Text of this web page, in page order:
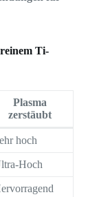
Ti-
Plasma
zerstäubt
hoch
Hoch